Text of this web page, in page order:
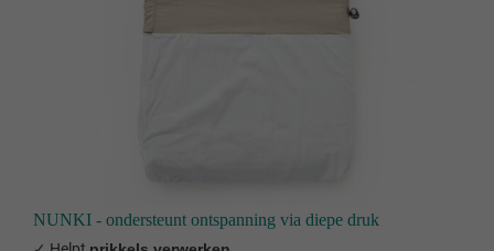
NUNKI - ondersteunt ontspanning via diepe druk